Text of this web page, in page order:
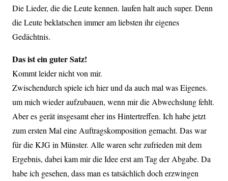
Die Lieder, die die Leute kennen. laufen halt auch super. Denn
die Leute beklatschen immer am liebsten ihr eigenes
Gedächtnis.
Das ist ein guter Satz!
Kommt leider nicht von mir.
Zwischendurch spiele ich hier und da auch mal was Eigenes.
um mich wieder aufzubauen, wenn mir die Abwechslung fehlt.
Aber es gerät insgesamt eher ins Hintertreffen. Ich habe jetzt
zum ersten Mal eine Auftragskomposition gemacht. Das war
für die KJG in Münster. Alle waren sehr zufrieden mit dem
Ergebnis, dabei kam mir die Idee erst am Tag der Abgabe. Da
habe ich gesehen, dass man es tatsächlich doch erzwingen